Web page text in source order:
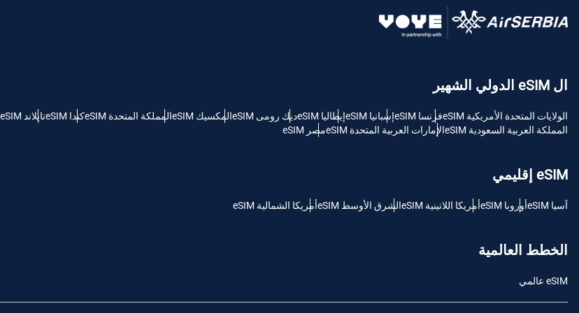
ال eSIM الدولي الشهير
الولايات المتحدة الأمريكية eSIM فرنسا eSIM إسبانيا eSIM إيطاليا eSIM ديك رومى eSIM المكسيك eSIM المملكة المتحدة eSIM كندا eSIM تايلاند eSIM
المملكة العربية السعودية eSIM
الإمارات العربية المتحدة eSIM مصر eSIM
eSIM إقليمي
آسيا eSIM أوروبا eSIM أمريكا اللاتينية eSIM الشرق الأوسط eSIM أمريكا الشمالية eSIM
الخطط العالمية
eSIM عالمي
Deutsch
简体中文
JPY - ين ياباني